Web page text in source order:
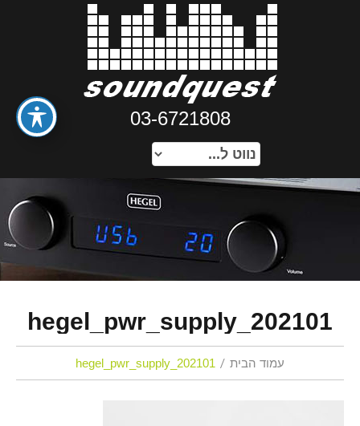
03-6721808
202101_hegel_pwr_supply
עמוד הבית 202101_hegel_pwr_supply